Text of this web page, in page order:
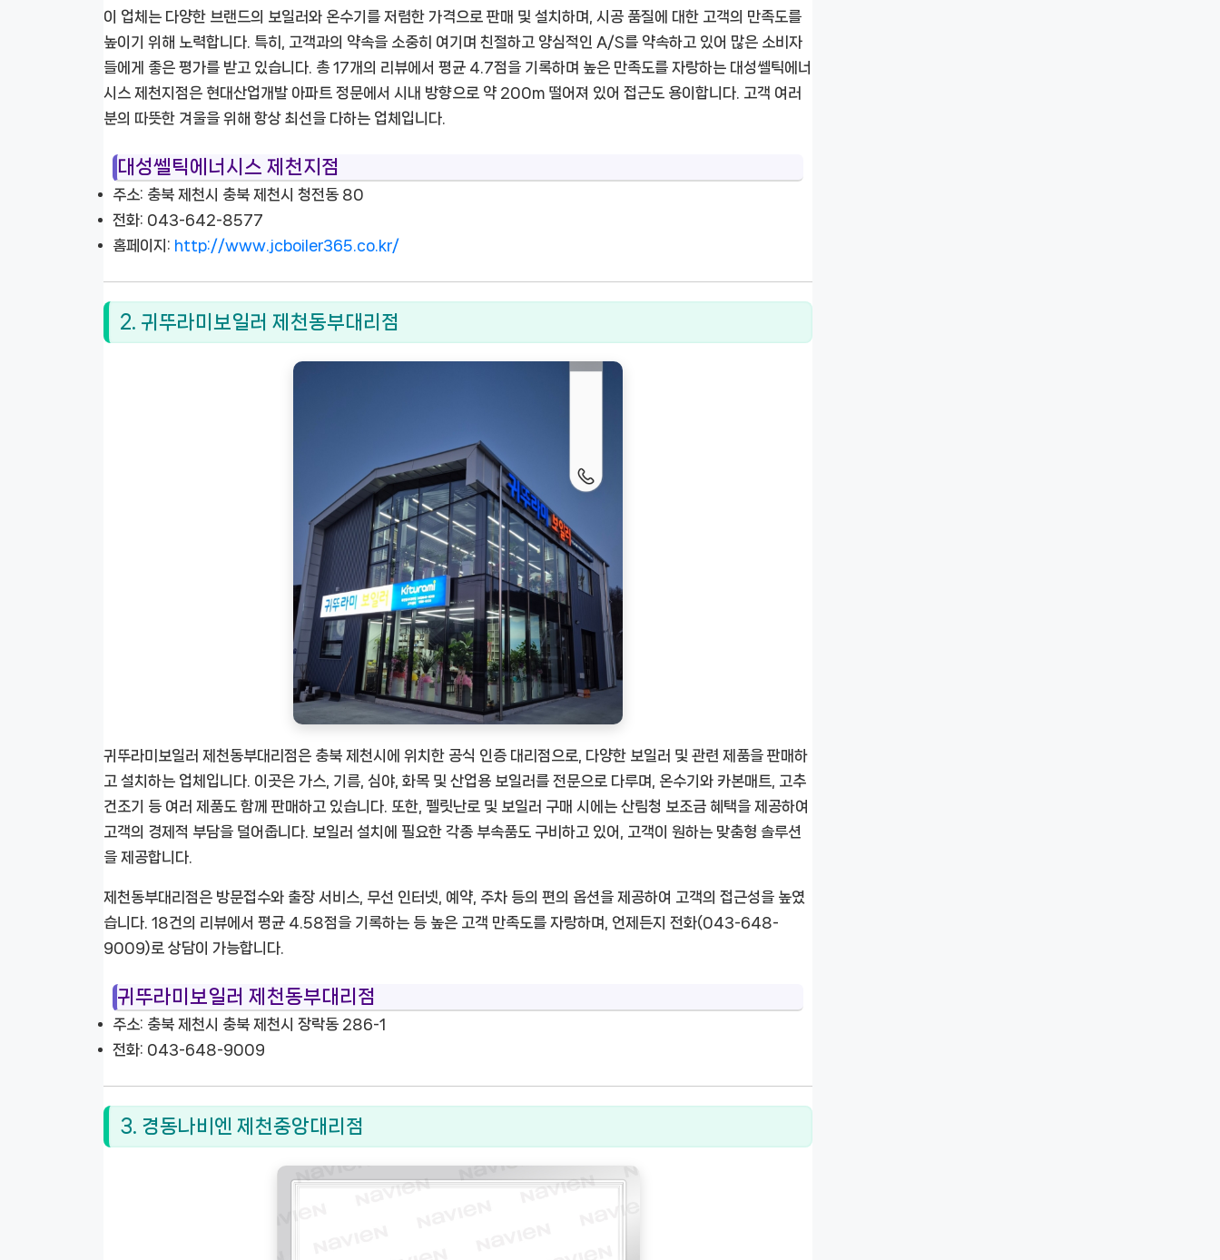
이 업체는 다양한 브랜드의 보일러와 온수기를 저렴한 가격으로 판매 및 설치하며, 시공 품질에 대한 고객의 만족도를
높이기 위해 노력합니다. 특히, 고객과의 약속을 소중히 여기며 친절하고 양심적인 A/S를 약속하고 있어 많은 소비자
들에게 좋은 평가를 받고 있습니다. 총 17개의 리뷰에서 평균 4.7점을 기록하며 높은 만족도를 자랑하는 대성쎌틱에너
시스 제천지점은 현대산업개발 아파트 정문에서 시내 방향으로 약 200m 떨어져 있어 접근도 용이합니다. 고객 여러
분의 따뜻한 겨울을 위해 항상 최선을 다하는 업체입니다.
대성쎌틱에너시스 제천지점
주소: 충북 제천시 충북 제천시 청전동 80
전화: 043-642-8577
홈페이지: http://www.jcboiler365.co.kr/
2. 귀뚜라미보일러 제천동부대리점
귀뚜라미보일러 제천동부대리점은 충북 제천시에 위치한 공식 인증 대리점으로, 다양한 보일러 및 관련 제품을 판매하
고 설치하는 업체입니다. 이곳은 가스, 기름, 심야, 화목 및 산업용 보일러를 전문으로 다루며, 온수기와 카본매트, 고추
건조기 등 여러 제품도 함께 판매하고 있습니다. 또한, 펠릿난로 및 보일러 구매 시에는 산림청 보조금 혜택을 제공하여
고객의 경제적 부담을 덜어줍니다. 보일러 설치에 필요한 각종 부속품도 구비하고 있어, 고객이 원하는 맞춤형 솔루션
을 제공합니다.
제천동부대리점은 방문접수와 출장 서비스, 무선 인터넷, 예약, 주차 등의 편의 옵션을 제공하여 고객의 접근성을 높였
습니다. 18건의 리뷰에서 평균 4.58점을 기록하는 등 높은 고객 만족도를 자랑하며, 언제든지 전화(043-648-
9009)로 상담이 가능합니다.
귀뚜라미보일러 제천동부대리점
주소: 충북 제천시 충북 제천시 장락동 286-1
전화: 043-648-9009
3. 경동나비엔 제천중앙대리점